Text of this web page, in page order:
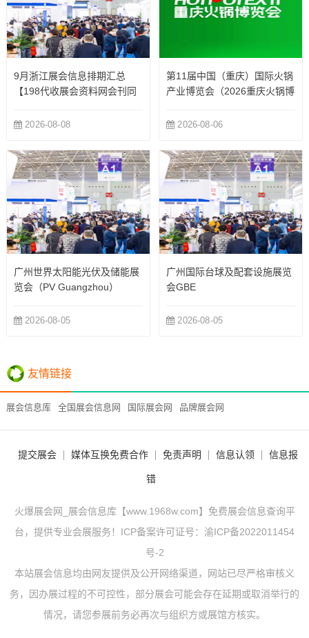
9月浙江展会信息排期汇总
【198代收展会资料网会刊同
2026-08-08
第11届中国（重庆）国际火锅
产业博览会（2026重庆火锅博
2026-08-06
广州世界太阳能光伏及储能展
览会（PV Guangzhou）
2026-08-05
广州国际台球及配套设施展览
会GBE
2026-08-05
友情链接
展会信息库 全国展会信息网 国际展会网 品牌展会网
提交展会 媒体互换免费合作 免责声明 信息认领 信息报
错
火爆展会网_展会信息库【www.1968w.com】免费展会信息查询平
台，提供专业会展服务！ICP备案许可证号： 渝ICP备2022011454
号-2
本站展会信息均由网友提供及公开网络渠道，网站已尽严格审核义
务，因办展过程的不可控性，部分展会可能会存在延期或取消举行的
情况，请您参展前务必再次与组织方或展馆方核实。